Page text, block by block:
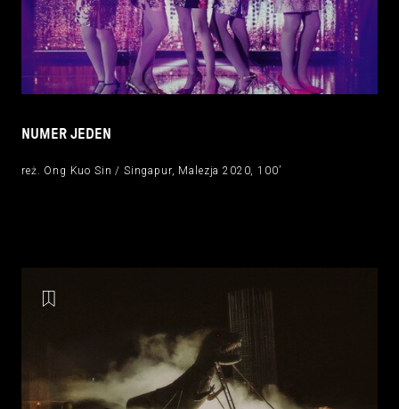
NUMER JEDEN
reż. Ong Kuo Sin / Singapur, Malezja 2020, 100’